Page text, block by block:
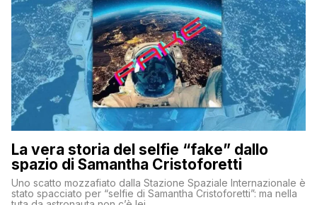
La vera storia del selfie “fake” dallo
spazio di Samantha Cristoforetti
Uno scatto mozzafiato dalla Stazione Spaziale Internazionale è
stato spacciato per “selfie di Samantha Cristoforetti”: ma nella